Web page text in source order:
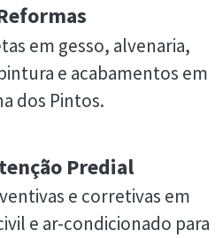
em gesso, alvenaria,
e acabamentos em
dos Pintos.
Predial
e corretivas em
e ar-condicionado para